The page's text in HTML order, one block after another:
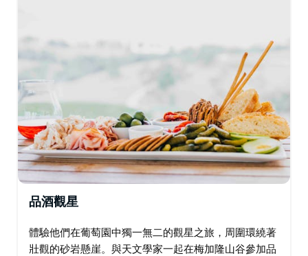
品酒觀星
體驗他們在葡萄園中獨一無二的觀星之旅，周圍環繞著
壯觀的砂岩懸崖。與天文學家一起在梅加隆山谷參加品